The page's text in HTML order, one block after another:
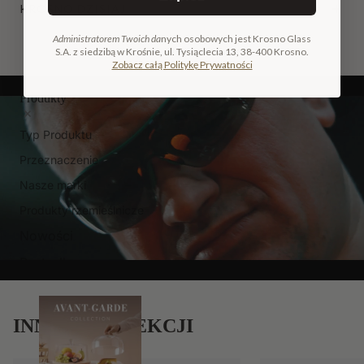
Produkty
Typ Produktu
Przeznaczenie
Nasze marki
Produkty rzemieślnicze
KROSNO DZISIAJ
INNE W KOLEKCJI
Administratorem Twoich danych osobowych jest Krosno Glass
S.A. z siedzibą w Krośnie, ul. Tysiąclecia 13, 38-400 Krosno.
Zobacz całą Politykę Prywatności